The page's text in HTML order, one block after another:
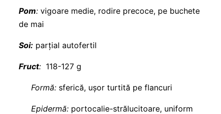
Pom: vigoare medie, rodire precoce, pe buchete
de mai
Soi: parțial autofertil
Fruct: 118-127 g
Formă: sferică, ușor turtită pe flancuri
Epidermă: portocalie-strălucitoare, uniform